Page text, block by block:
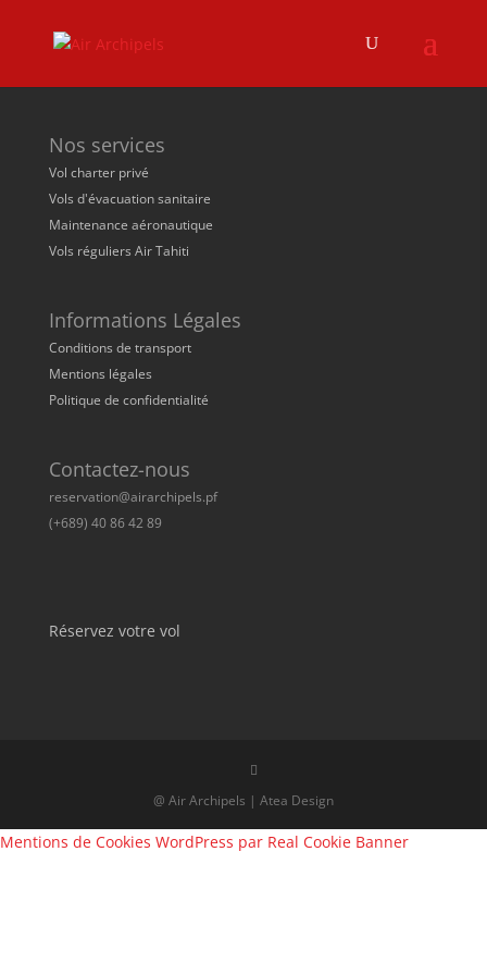
Nos services
Vol charter privé
Vols d'évacuation sanitaire
Maintenance aéronautique
Vols réguliers Air Tahiti
Informations Légales
Conditions de transport
Mentions légales
Politique de confidentialité
Contactez-nous
reservation@airarchipels.pf
(+689) 40 86 42 89
Réservez votre vol
@ Air Archipels | Atea Design
Mentions de Cookies WordPress par Real Cookie Banner